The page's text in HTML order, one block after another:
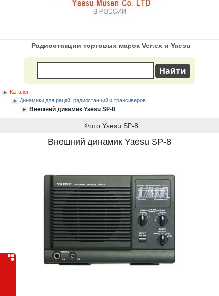
Радиостанции торговых марок Vertex и Yaesu
Каталог
Динамики для раций, радиостанций и трансиверов
Внешний динамик Yaesu SP-8
Фото Yaesu SP-8
Внешний динамик Yaesu SP-8